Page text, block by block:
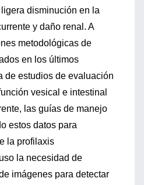
disminución en la
y daño renal. A
metodológicas de
en los últimos
de estudios de evaluación
vesical e intestinal
las guías de manejo
estos datos para
la profilaxis
la necesidad de
imágenes para detectar